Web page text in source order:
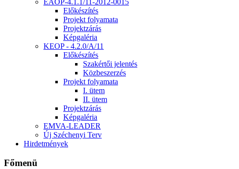
ÉAOP-4.1.1/11-2012-0015
Előkészítés
Projekt folyamata
Projektzárás
Képgaléria
KEOP - 4.2.0/A/11
Előkészítés
Szakértői jelentés
Közbeszerzés
Projekt folyamata
I. ütem
II. ütem
Projektzárás
Képgaléria
EMVA-LEADER
Új Széchenyi Terv
Hirdetmények
Főmenü